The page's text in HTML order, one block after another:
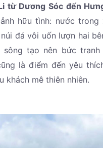
từ Dương Sóc đến
hữu tình: nước trong
đá vôi uốn lượn hai
sông tạo nên bức tranh
là điểm đến yêu
khách mê thiên nhiên.